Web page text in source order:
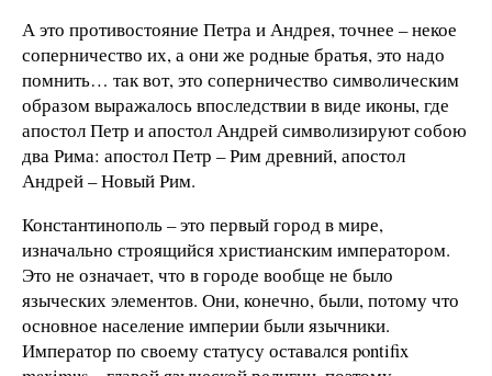
А это противостояние Петра и Андрея, точнее – некое
соперничество их, а они же родные братья, это надо
помнить… так вот, это соперничество символическим
образом выражалось впоследствии в виде иконы, где
апостол Петр и апостол Андрей символизируют собою
два Рима: апостол Петр – Рим древний, апостол
Андрей – Новый Рим.
Константинополь – это первый город в мире,
изначально строящийся христианским императором.
Это не означает, что в городе вообще не было
языческих элементов. Они, конечно, были, потому что
основное население империи были язычники.
Император по своему статусу оставался pontifix